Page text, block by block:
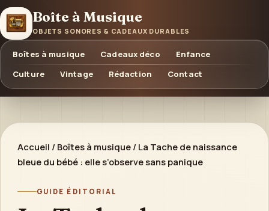
Boîte à Musique
OBJETS SONORES & CADEAUX DURABLES
Boîtes à musique Cadeaux déco
Enfance
Culture
Vintage Rédaction Contact
Accueil / Boîtes à musique / La Tache de naissance
bleue du bébé : elle s’observe sans panique
GUIDE ÉDITORIAL